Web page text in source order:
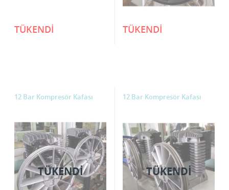
TÜKENDİ TÜKENDİ
12 Bar Kompresör Kafası
TÜKENDI
12 Bar Kompresör Kafası
TÜKENDI